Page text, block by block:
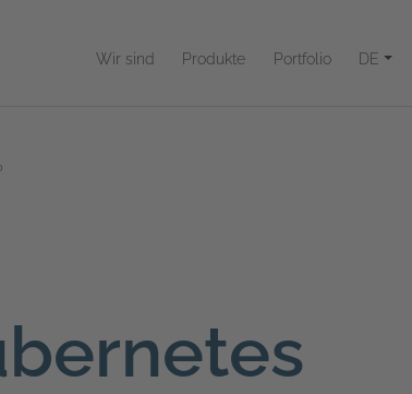
Wir sind Produkte Portfolio DE